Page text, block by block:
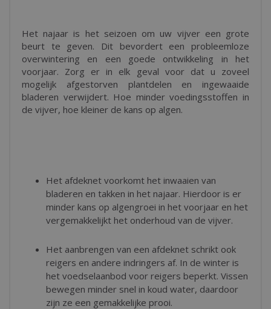
Het najaar is het seizoen om uw vijver een grote
beurt te geven. Dit bevordert een probleemloze
overwintering en een goede ontwikkeling in het
voorjaar. Zorg er in elk geval voor dat u zoveel
mogelijk afgestorven plantdelen en ingewaaide
bladeren verwijdert. Hoe minder voedingsstoffen in
de vijver, hoe kleiner de kans op algen.
Het afdeknet voorkomt het inwaaien van
bladeren en takken in het najaar. Hierdoor is er
minder kans op algengroei in het voorjaar en het
vergemakkelijkt het onderhoud van de vijver.
Het aanbrengen van een afdeknet schrikt ook
reigers en andere indringers af. In de winter is
het voedselaanbod voor reigers beperkt. Vissen
bewegen minder snel in koud water, daardoor
zijn ze een gemakkelijke prooi.